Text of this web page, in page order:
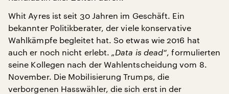
Whit Ayres ist seit 30 Jahren im Geschäft. Ein
bekannter Politikberater, der viele konservative
Wahlkämpfe begleitet hat. So etwas wie 2016 hat
auch er noch nicht erlebt. „Data is dead“, formulierten
seine Kollegen nach der Wahlentscheidung vom 8.
November. Die Mobilisierung Trumps, die
verborgenen Hasswähler, die sich erst in der